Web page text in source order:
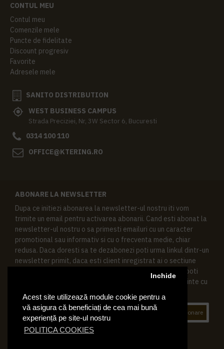
Acest site utilizează module cookie pentru a
vă asigura că beneficiați de cea mai bună
experiență pe site-ul nostru
POLITICA COOKIES
Inchide
CONTUL MEU
Contul meu
Comenzile mele
Puncte de fidelitate
Discount progresiv
Favorite
Adresele mele
SANITO DISTRIBUTION
WEST BUSINESS CAMPUS
Strada Preciziei, Nr, 3W Sector 6, Bucuresti
0314 100 110
OFFICE@KTERING.RO
ABONARE LA NEWSLETTER
Dupa ce initiezi abonarea la newsletter-ul nostru iti vom
trimite un email pentru activarea abonarii. Cand esti abonat la
newsletter-ul nostru o sa primesti emailuri cu un caracter
promotional sau informativ si cu o frecventa medie, chiar
redusa. Daca doresti sa te dezabonezi poti urma linkul dintr-un
newsletter primit, daca esti client inregistrat ai o sectiune
speciala in contul tau in acest scop, si de asemenea ne poti
contacta oricand pe email pentru orice intrebari sau cerinte cu
Abonare